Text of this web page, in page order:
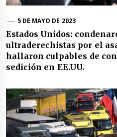
5 DE MAYO DE 2023
Estados Unidos:
ultraderechistas por el
hallaron culpables de
sedición en EE.UU.